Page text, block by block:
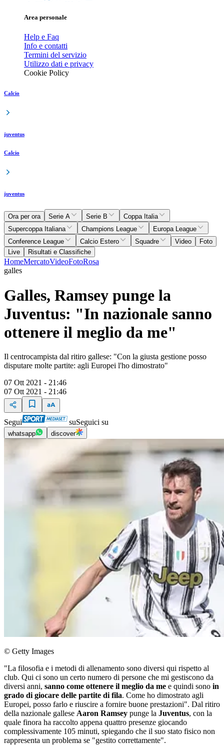
Area personale
Help e Faq
Info e contatti
Termini del servizio
Utilizzo dati e privacy
Cookie Policy
Calcio
juventus
Calcio
juventus
Ora per ora Serie A Serie B
Coppa Italia
Supercoppa Italiana
Champions League
Europa League
Conference League
Calcio Estero Squadre Video
Foto
Live
Risultati e Classifiche
HomeMercatoVideoFotoRosa
galles
Galles, Ramsey punge la
Juventus: "In nazionale sanno
ottenere il meglio da me"
Il centrocampista dal ritiro gallese: "Con la giusta gestione posso
disputare molte partite: agli Europei l'ho dimostrato"
07 Ott 2021 - 21:46
07 Ott 2021 - 21:46
Segui suSeguici su
whatsapp discover
© Getty Images
"La filosofia e i metodi di allenamento sono diversi qui rispetto al
club. Qui ci sono un certo numero di persone che mi gestiscono da
diversi anni, sanno come ottenere il meglio da me e quindi sono in
grado di giocare delle partite di fila. Come ho dimostrato agli
Europei, posso farlo e riuscire a fornire buone prestazioni". Dal ritiro
della nazionale gallese Aaron Ramsey punge la Juventus, con la
quale finora ha raccolto appena quattro presenze giocando
complessivamente 105 minuti, spiegando che il suo stato fisico non
rappresenta un problema se "gestito correttamente".